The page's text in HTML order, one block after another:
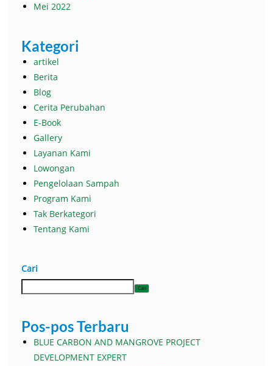
Mei 2022
Kategori
artikel
Berita
Blog
Cerita Perubahan
E-Book
Gallery
Layanan Kami
Lowongan
Pengelolaan Sampah
Program Kami
Tak Berkategori
Tentang Kami
Cari
Cari
Pos-pos Terbaru
BLUE CARBON AND MANGROVE PROJECT
DEVELOPMENT EXPERT